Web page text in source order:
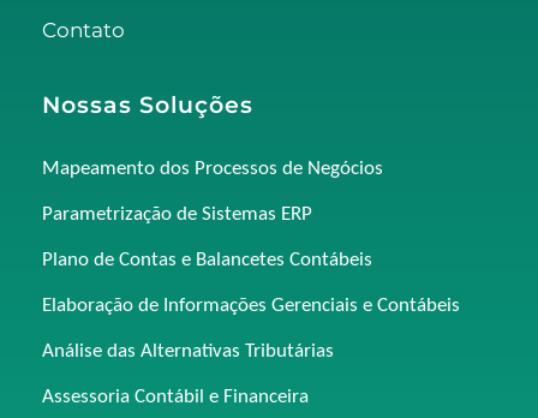
Contato
Nossas Soluções
Mapeamento dos Processos de Negócios
Parametrização de Sistemas ERP
Plano de Contas e Balancetes Contábeis
Elaboração de Informações Gerenciais e Contábeis
Análise das Alternativas Tributárias
Assessoria Contábil e Financeira